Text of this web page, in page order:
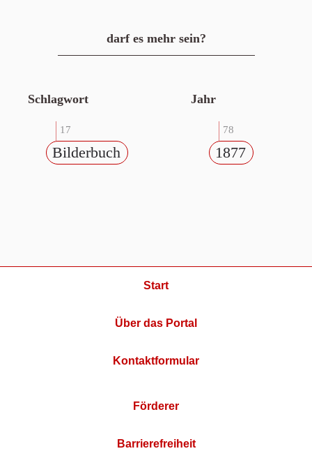
darf es mehr sein?
Schlagwort
17
Bilderbuch
Jahr
78
1877
Start
Über das Portal
Kontaktformular
Förderer
Barrierefreiheit